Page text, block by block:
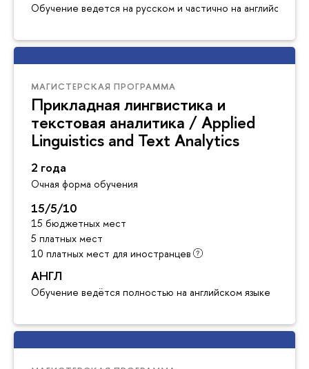
Обучение ведется на русском и частично на английском
МАГИСТЕРСКАЯ ПРОГРАММА
Прикладная лингвистика и
текстовая аналитика / Applied
Linguistics and Text Analytics
2 года
Очная форма обучения
15/5/10
15 бюджетных мест
5 платных мест
10 платных мест для иностранцев
АНГЛ
Обучение ведётся полностью на английском языке